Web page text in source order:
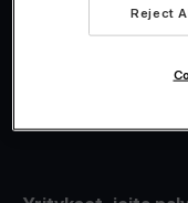
Fiskalisointi
Korttien
Reject